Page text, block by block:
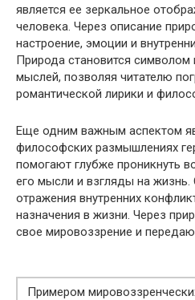
является ее зеркальное
человека. Через описание
настроение, эмоции и
Природа становится символом
мыслей, позволяя читателю
романтической лирики и
Еще одним важным аспектом
философских размышлениях
помогают глубже проникнуть
его мысли и взгляды на
отражения внутренних
назначения в жизни. Через
свое мировоззрение и
Примером